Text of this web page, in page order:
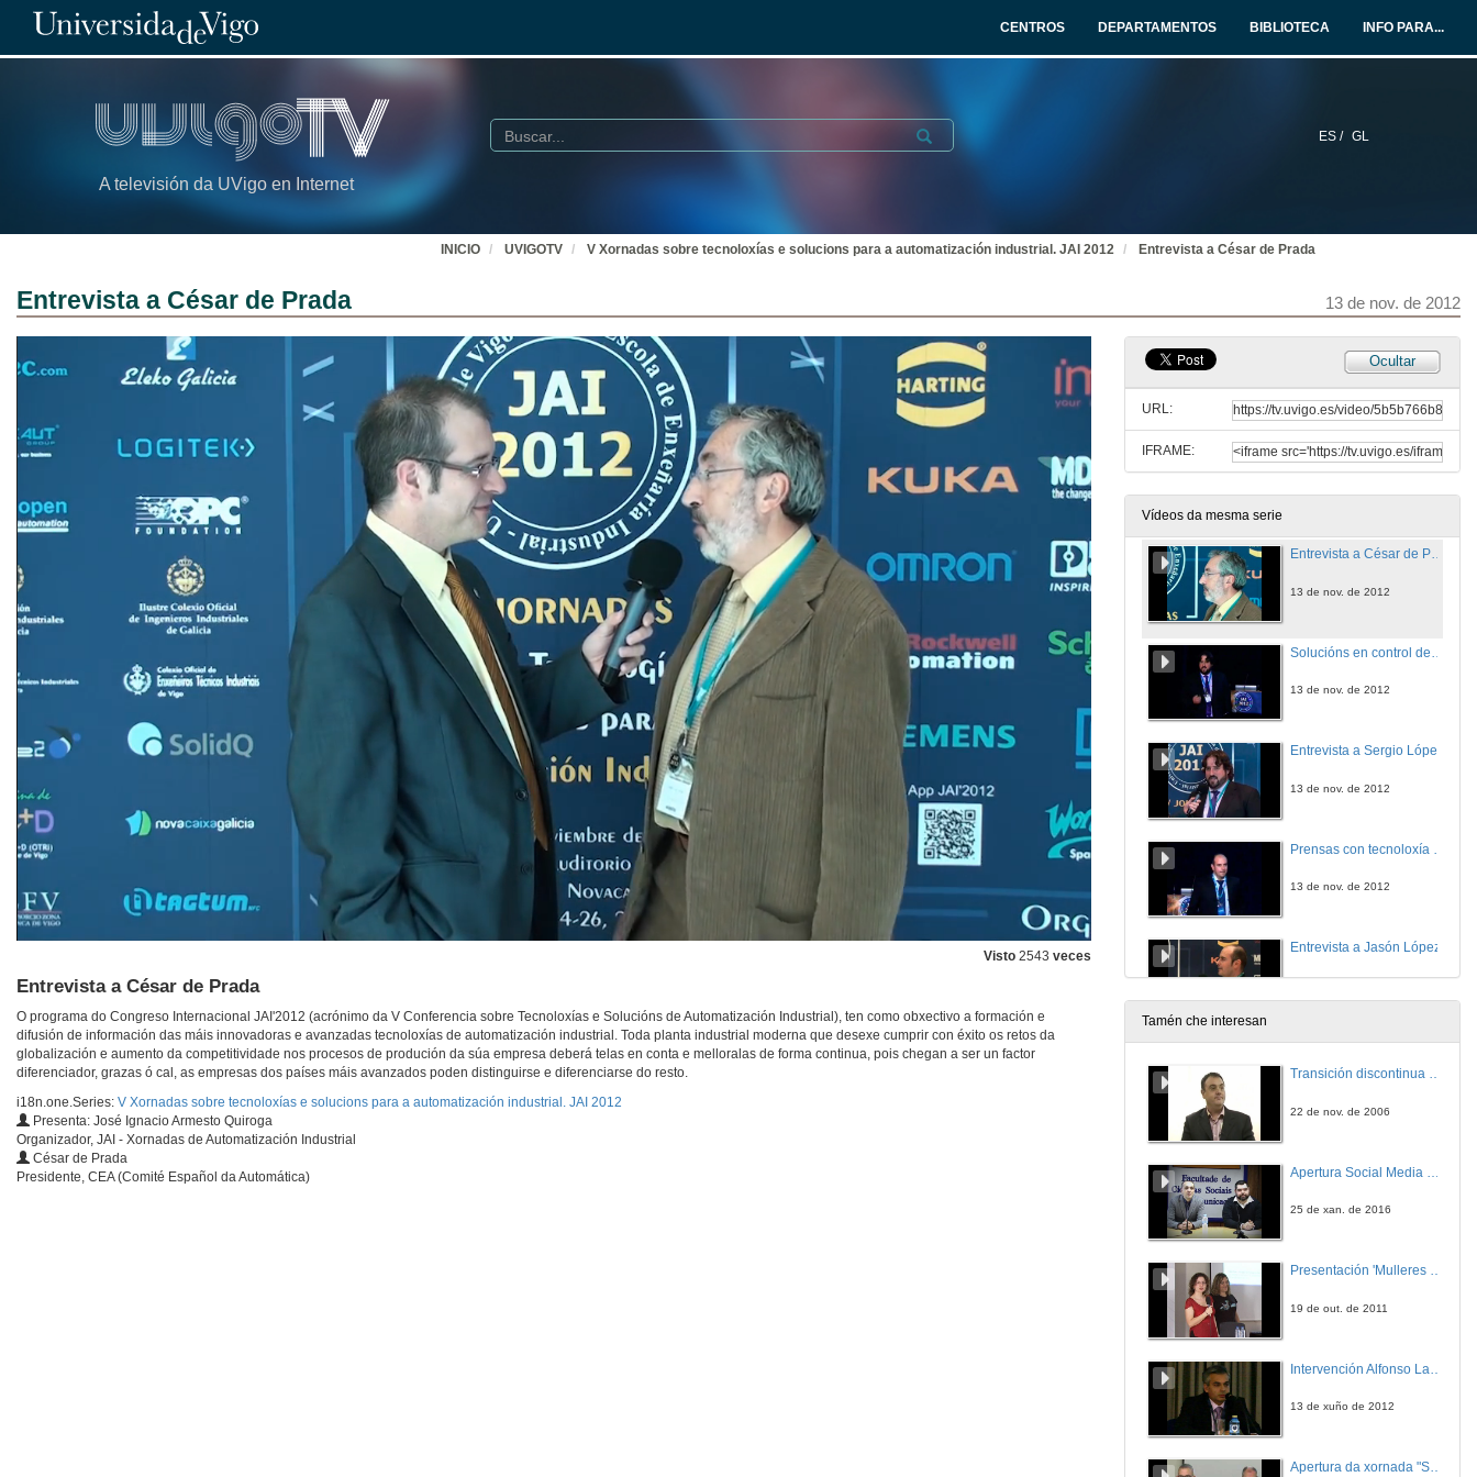
CENTROS DEPARTAMENTOS BIBLIOTECA INFO PARA...
A televisión da UVigo en Internet
ES / GL
Buscar Submit
INICIO UVIGOTV V Xornadas sobre tecnoloxías e solucions para a automatización industrial. JAI 2012 Entrevista a César de Prada
Entrevista a César de Prada 13 de nov. de 2012
Visto 2543 veces
Entrevista a César de Prada
O programa do Congreso Internacional JAI'2012 (acrónimo da V Conferencia sobre Tecnoloxías e Solucións de Automatización Industrial), ten como obxectivo a formación e
difusión de información das máis innovadoras e avanzadas tecnoloxías de automatización industrial. Toda planta industrial moderna que desexe cumprir con éxito os retos da
globalización e aumento da competitividade nos procesos de produción da súa empresa deberá telas en conta e melloralas de forma continua, pois chegan a ser un factor
diferenciador, grazas ó cal, as empresas dos países máis avanzados poden distinguirse e diferenciarse do resto.
i18n.one.Series: V Xornadas sobre tecnoloxías e solucions para a automatización industrial. JAI 2012
Presenta: José Ignacio Armesto Quiroga
Organizador, JAI - Xornadas de Automatización Industrial
César de Prada
Presidente, CEA (Comité Español da Automática)
Ocultar
URL:
IFRAME:
Vídeos da mesma serie
25 anos de solucións software de Wonderware para a xestión de operacións en tempo real.
13 de nov. de 2012
Entrevista a Antonio Malvido
A automática na universidade española
13 de nov. de 2012
Entrevista a César de Prada
13 de nov. de 2012
13 de nov. de 2012
Entrevista a Sergio López
13 de nov. de 2012
13 de nov. de 2012
Entrevista a Jasón López
Big Data na Automatización Industrial: escenarios de uso.
13 de nov. de 2012
Tamén che interesan
Transición discontinua de partículas de microgel termosensible
22 de nov. de 2006
25 de xan. de 2016
Presentación 'Mulleres no software libre'
19 de out. de 2011
13 de xuño de 2012
Apertura da xornada "Smart-Energy, Smart-City"